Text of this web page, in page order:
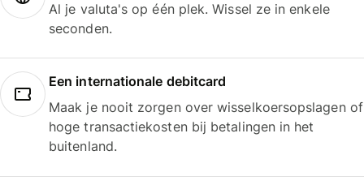
Al je valuta's op één plek. Wissel ze in enkele
seconden.
Een internationale debitcard
Maak je nooit zorgen over wisselkoersopslagen of
hoge transactiekosten bij betalingen in het
buitenland.